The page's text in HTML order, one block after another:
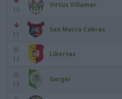
10
Virtus Villamar
11
San Marco Cabras
12
Libertas
13
Gergei